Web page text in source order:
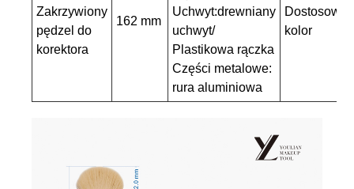
Zakrzywiony
pędzel do
korektora
162 mm
Uchwyt:drewniany
uchwyt/
Plastikowa rączka
Części metalowe:
rura aluminiowa
kolor